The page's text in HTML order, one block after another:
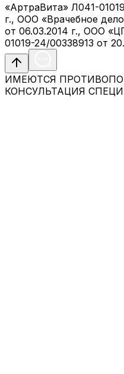
«АртраВита» Л041-
г., ООО «Врачебное
от 06.03.2014 г., ООО
01019-24/00338913 от
ИМЕЮТСЯ
КОНСУЛЬТАЦИЯ